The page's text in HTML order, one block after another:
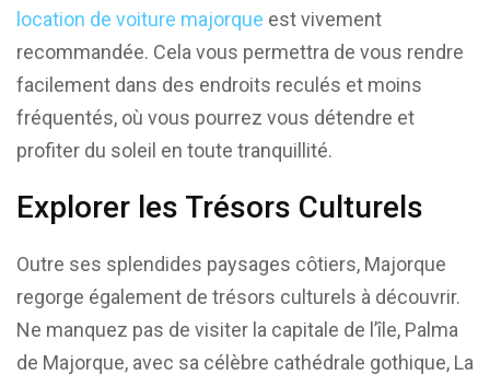
location de voiture majorque est vivement
recommandée. Cela vous permettra de vous rendre
facilement dans des endroits reculés et moins
fréquentés, où vous pourrez vous détendre et
profiter du soleil en toute tranquillité.
Explorer les Trésors Culturels
Outre ses splendides paysages côtiers, Majorque
regorge également de trésors culturels à découvrir.
Ne manquez pas de visiter la capitale de l’île, Palma
de Majorque, avec sa célèbre cathédrale gothique, La